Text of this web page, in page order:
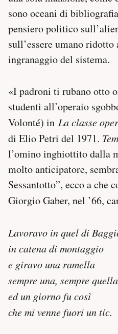
sono oceani di
pensiero politico
sull’essere umano
ingranaggio del sistema.
«I padroni ti rubano otto
studenti all’operaio
Volonté) in La classe
di Elio Petri del 1971.
l’omino inghiottito dalla
molto anticipatore,
Sessantotto”, ecco a che
Giorgio Gaber, nel ’66,
Lavoravo in quel di
in catena di montaggio
e giravo una ramella
sempre una, sempre quella
ed un giorno fu così
che mi venne fuori un tic.